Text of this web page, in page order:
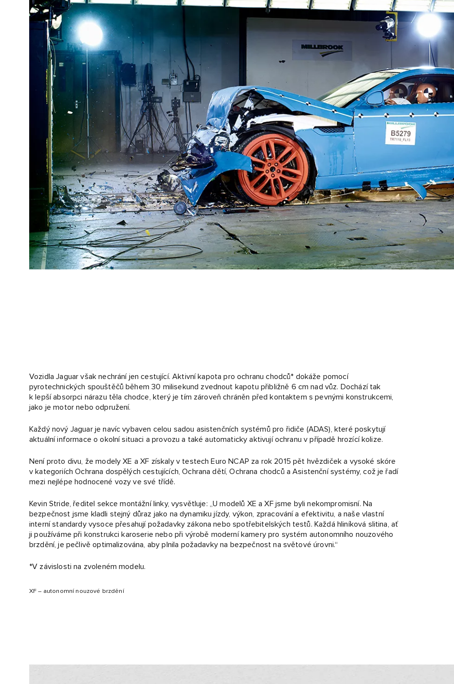
Vozidla Jaguar však nechrání jen cestující. Aktivní kapota pro ochranu chodců* dokáže pomocí
pyrotechnických spouštěčů během 30 milisekund zvednout kapotu přibližně 6 cm nad vůz. Dochází tak
k lepší absorpci nárazu těla chodce, který je tím zároveň chráněn před kontaktem s pevnými konstrukcemi,
jako je motor nebo odpružení.
Každý nový Jaguar je navíc vybaven celou sadou asistenčních systémů pro řidiče (ADAS), které poskytují
aktuální informace o okolní situaci a provozu a také automaticky aktivují ochranu v případě hrozící kolize.
Není proto divu, že modely XE a XF získaly v testech Euro NCAP za rok 2015 pět hvězdiček a vysoké skóre
v kategoriích Ochrana dospělých cestujících, Ochrana dětí, Ochrana chodců a Asistenční systémy, což je řadí
mezi nejlépe hodnocené vozy ve své třídě.
Kevin Stride, ředitel sekce montážní linky, vysvětluje: „U modelů XE a XF jsme byli nekompromisní. Na
bezpečnost jsme kladli stejný důraz jako na dynamiku jízdy, výkon, zpracování a efektivitu, a naše vlastní
interní standardy vysoce přesahují požadavky zákona nebo spotřebitelských testů. Každá hliníková slitina, ať
ji používáme při konstrukci karoserie nebo při výrobě moderní kamery pro systém autonomního nouzového
brzdění, je pečlivě optimalizována, aby plnila požadavky na bezpečnost na světové úrovni.“
*V závislosti na zvoleném modelu.
XF – autonomní nouzové brzdění